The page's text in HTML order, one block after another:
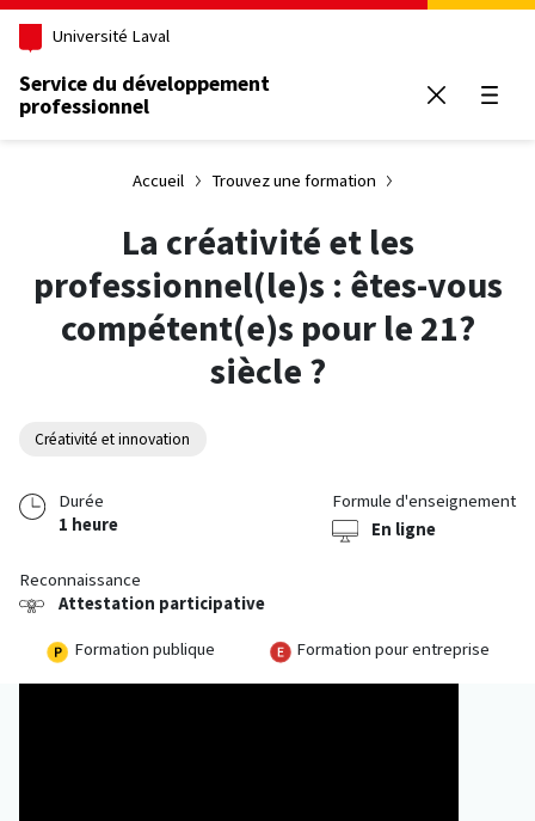
Aller au contenu principal
Université Laval
Service du développement
professionnel
Accueil Trouvez une formation
La créativité et les
professionnel(le)s : êtes-vous
compétent(e)s pour le 21?
siècle ?
Créativité et innovation
Durée
1 heure
Formule d'enseignement
En ligne
Reconnaissance
Attestation participative
Formation publique
Formation pour entreprise